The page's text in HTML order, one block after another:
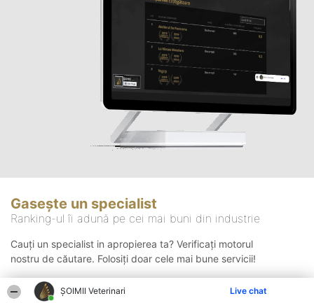
ȘOIMII Veterinari Live chat
Gasește un specialist
Ranking-ul îi adună pe cei mai buni din industrie
Cauți un specialist in apropierea ta? Verificați motorul
nostru de căutare. Folosiți doar cele mai bune servicii!